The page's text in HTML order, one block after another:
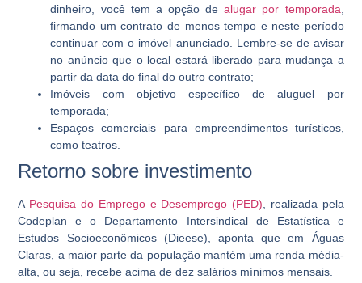
dinheiro, você tem a opção dealugar por temporada
firmando um contrato de menos tempo e neste período
continuar com o imóvel anunciado. Lembre-se de avisar
no anúncio que o local estará liberado para mudança a
partir da data do final do outro contrato;
Imóveis com objetivo específico de aluguel por
temporada;
Espaços comerciais para empreendimentos turísticos,
como teatros.
Retorno sobre investimento
A Pesquisa do Emprego e Desemprego (PED) , realizada pela
Codeplan e o Departamento Intersindical de Estatística e
Estudos Socioeconômicos (Dieese), aponta que em Águas
Claras, a maior parte da população mantém uma renda média-
alta, ou seja, recebe acima de dez salários mínimos mensais.